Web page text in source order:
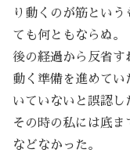
り動くのが筋とい
ても何ともならぬ。
後の経過から反省
動く準備を進めて
いていないと誤認し
その時の私には底ま
などなかった。